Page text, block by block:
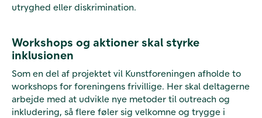
utryghed eller diskrimination.
Workshops og aktioner skal styrke
inklusionen
Som en del af projektet vil Kunstforeningen afholde to
workshops for foreningens frivillige. Her skal deltagerne
arbejde med at udvikle nye metoder til outreach og
inkludering, så flere føler sig velkomne og trygge i